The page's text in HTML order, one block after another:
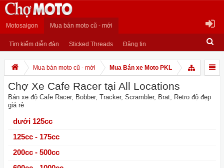
Motosaigon Mua bán moto cũ - mới
Tìm kiếm diễn đàn Sticked Threads Đăng tin
Mua bán moto cũ - mới Mua Bán xe Moto PKL
Chợ Xe Cafe Racer tại All Locations
Bán xe độ Cafe Racer, Bobber, Tracker, Scrambler, Brat, Retro độ đẹp
giá rẻ
dưới 125cc
125cc - 175cc
200cc - 500cc